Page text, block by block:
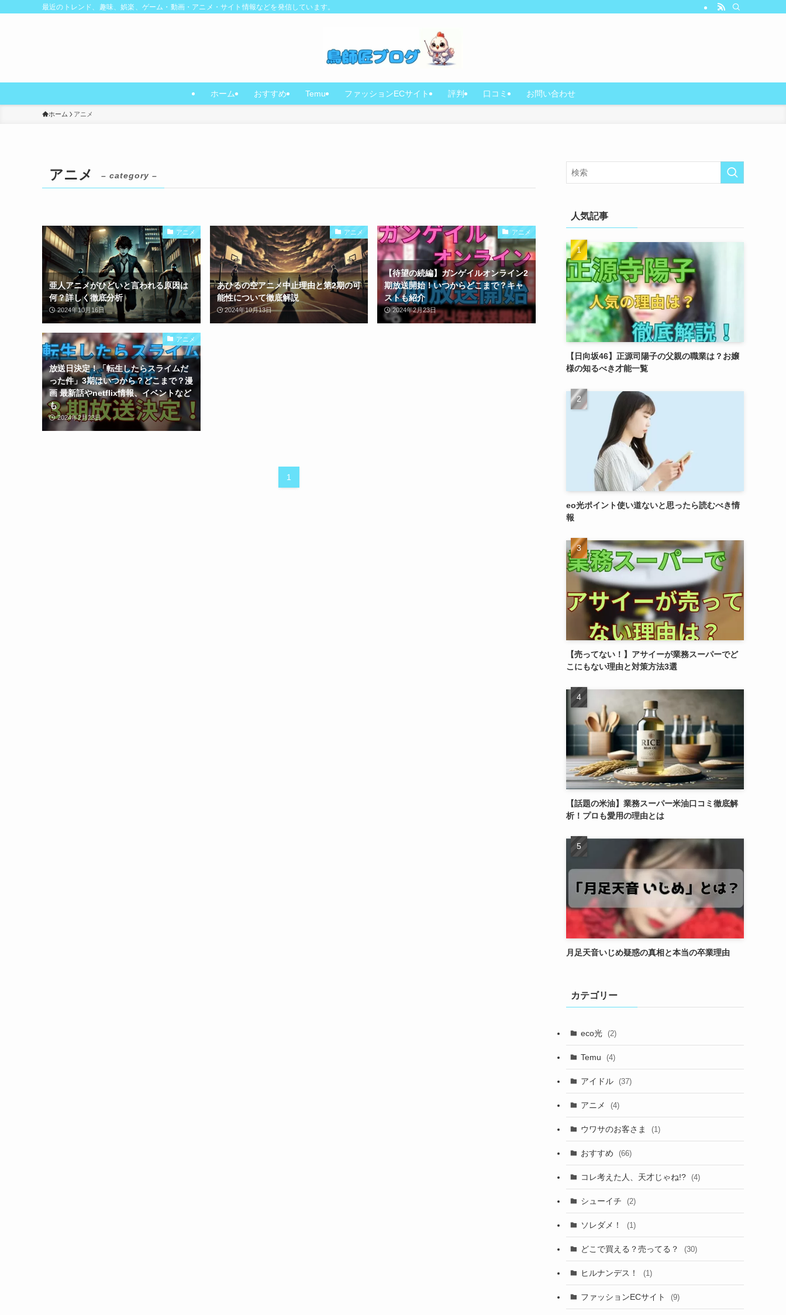
最近のトレンド、趣味、娯楽、ゲーム・動画・アニメ・サイト情報などを発信しています。
ホーム おすすめ Temu ファッションECサイト 評判 口コミ お問い合わせ
ホーム アニメ
アニメ – category –
アニメ
亜人アニメがひどいと言われる原因は
何？詳しく徹底分析
2024年10月16日
アニメ
あひるの空アニメ中止理由と第2期の可
能性について徹底解説
2024年10月13日
アニメ
【待望の続編】ガンゲイルオンライン2
期放送開始！いつからどこまで？キャ
ストも紹介
2024年2月23日
アニメ
放送日決定！「転生したらスライムだ
った件」3期はいつから？どこまで？漫
画 最新話やnetflix情報、イベントなど
も
2024年2月23日
1
人気記事
【日向坂46】正源司陽子の父親の職業は？お嬢
様の知るべき才能一覧
eo光ポイント使い道ないと思ったら読むべき情
報
【売ってない！】アサイーが業務スーパーでど
こにもない理由と対策方法3選
【話題の米油】業務スーパー米油口コミ徹底解
析！プロも愛用の理由とは
月足天音いじめ疑惑の真相と本当の卒業理由
カテゴリー
eco光 (2)
Temu (4)
アイドル (37)
アニメ (4)
ウワサのお客さま (1)
おすすめ (66)
コレ考えた人、天才じゃね!? (4)
シューイチ (2)
ソレダメ！ (1)
どこで買える？売ってる？ (30)
ヒルナンデス！ (1)
ファッションECサイト (9)